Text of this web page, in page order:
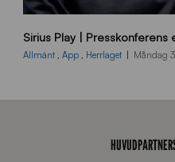
B
2
Sirius Play |
Allmänt App Herrlaget Måndag